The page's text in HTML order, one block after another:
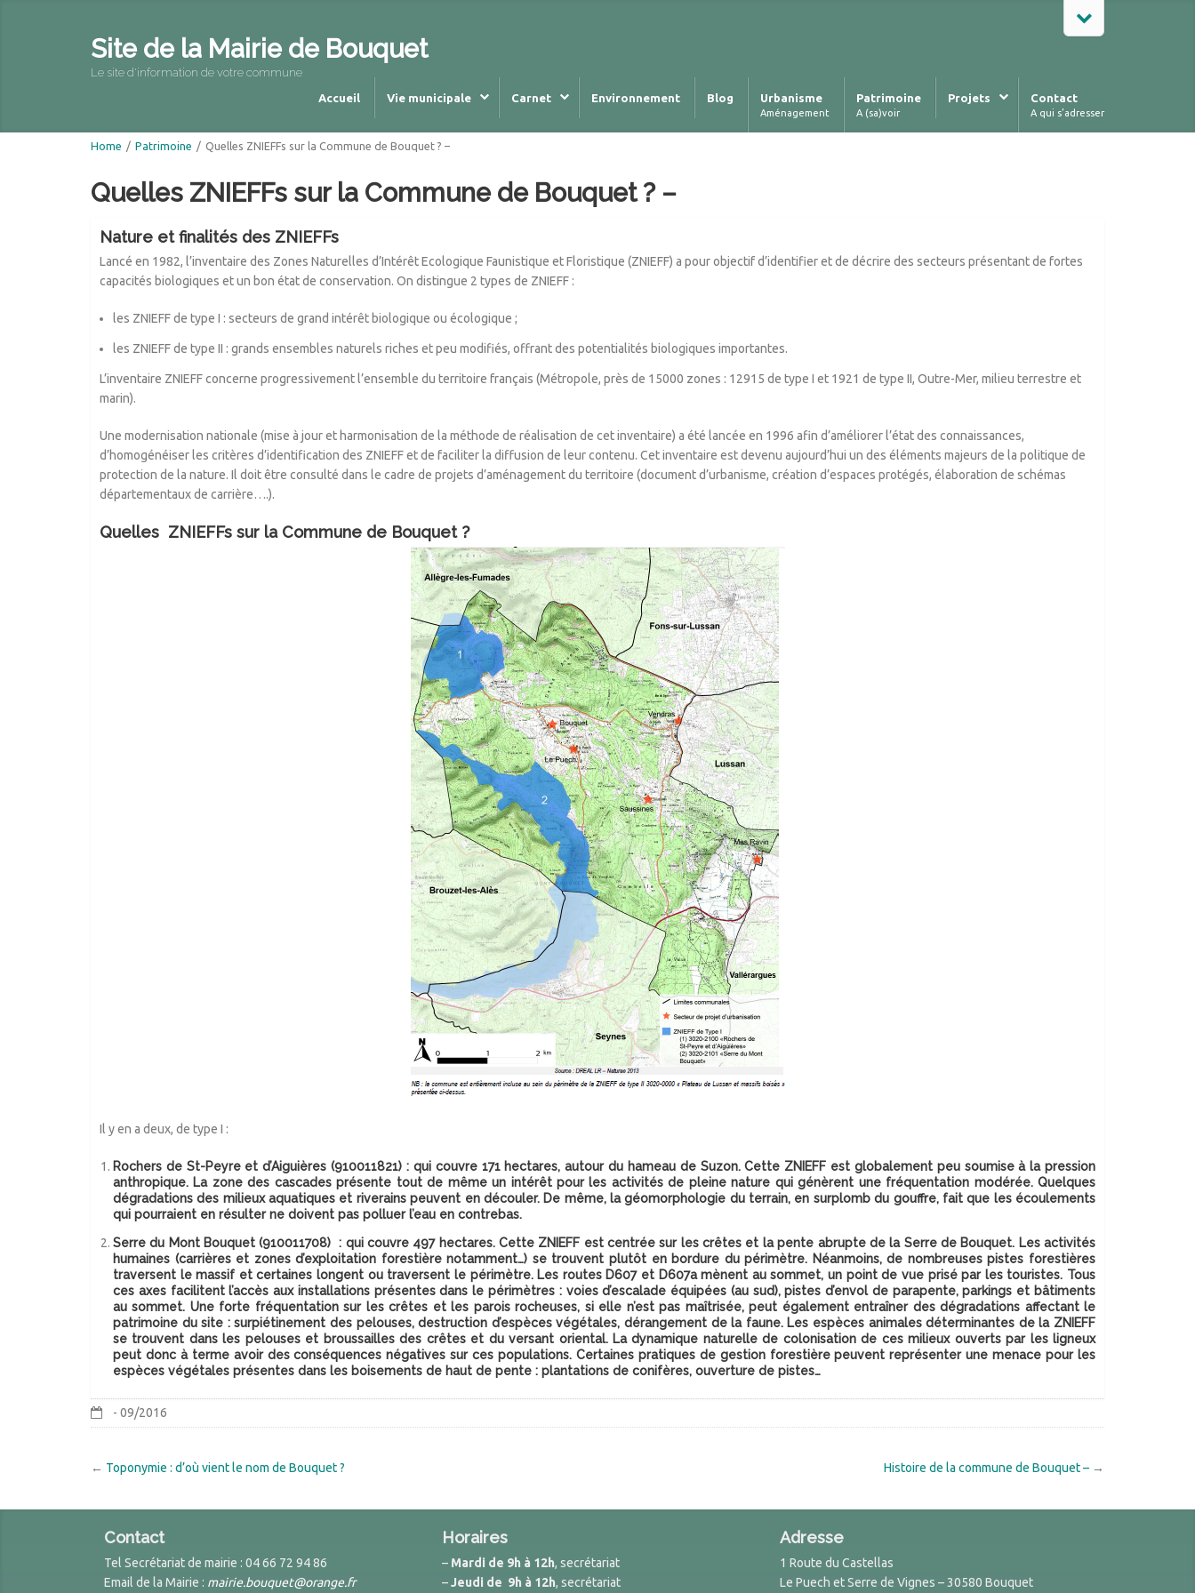
Site de la Mairie de Bouquet
Le site d'information de votre commune
Accueil Vie municipale Carnet Environnement Blog Urbanisme
Aménagement
Patrimoine
A (sa)voir
Projets Contact
A qui s’adresser
Home / Patrimoine / Quelles ZNIEFFs sur la Commune de Bouquet ? –
Quelles ZNIEFFs sur la Commune de Bouquet ? –
Nature et finalités des ZNIEFFs
Lancé en 1982, l’inventaire des Zones Naturelles d’Intérêt Ecologique Faunistique et Floristique (ZNIEFF) a pour objectif d’identifier et de décrire des secteurs présentant de fortes
capacités biologiques et un bon état de conservation. On distingue 2 types de ZNIEFF :
les ZNIEFF de type I : secteurs de grand intérêt biologique ou écologique ;
les ZNIEFF de type II : grands ensembles naturels riches et peu modifiés, offrant des potentialités biologiques importantes.
L’inventaire ZNIEFF concerne progressivement l’ensemble du territoire français (Métropole, près de 15000 zones : 12915 de type I et 1921 de type II, Outre-Mer, milieu terrestre et
marin).
Une modernisation nationale (mise à jour et harmonisation de la méthode de réalisation de cet inventaire) a été lancée en 1996 afin d’améliorer l’état des connaissances,
d’homogénéiser les critères d’identification des ZNIEFF et de faciliter la diffusion de leur contenu. Cet inventaire est devenu aujourd’hui un des éléments majeurs de la politique de
protection de la nature. Il doit être consulté dans le cadre de projets d’aménagement du territoire (document d’urbanisme, création d’espaces protégés, élaboration de schémas
départementaux de carrière….).
Quelles ZNIEFFs sur la Commune de Bouquet ?
Il y en a deux, de type I :
Rochers de St-Peyre et d’Aiguières (910011821) : qui couvre 171 hectares, autour du hameau de Suzon. Cette ZNIEFF est globalement peu soumise à la pression
anthropique. La zone des cascades présente tout de même un intérêt pour les activités de pleine nature qui génèrent une fréquentation modérée. Quelques
dégradations des milieux aquatiques et riverains peuvent en découler. De même, la géomorphologie du terrain, en surplomb du gouffre, fait que les écoulements
qui pourraient en résulter ne doivent pas polluer l’eau en contrebas.
Serre du Mont Bouquet (910011708) : qui couvre 497 hectares. Cette ZNIEFF est centrée sur les crêtes et la pente abrupte de la Serre de Bouquet. Les activités
humaines (carrières et zones d’exploitation forestière notamment…) se trouvent plutôt en bordure du périmètre. Néanmoins, de nombreuses pistes forestières
traversent le massif et certaines longent ou traversent le périmètre. Les routes D607 et D607a mènent au sommet, un point de vue prisé par les touristes. Tous
ces axes facilitent l’accès aux installations présentes dans le périmètres : voies d’escalade équipées (au sud), pistes d’envol de parapente, parkings et bâtiments
au sommet. Une forte fréquentation sur les crêtes et les parois rocheuses, si elle n’est pas maîtrisée, peut également entraîner des dégradations affectant le
patrimoine du site : surpiétinement des pelouses, destruction d’espèces végétales, dérangement de la faune. Les espèces animales déterminantes de la ZNIEFF
se trouvent dans les pelouses et broussailles des crêtes et du versant oriental. La dynamique naturelle de colonisation de ces milieux ouverts par les ligneux
peut donc à terme avoir des conséquences négatives sur ces populations. Certaines pratiques de gestion forestière peuvent représenter une menace pour les
espèces végétales présentes dans les boisements de haut de pente : plantations de conifères, ouverture de pistes…
- 09/2016
Histoire de la commune de Bouquet – →
← Toponymie : d’où vient le nom de Bouquet ?
Contact
Tel Secrétariat de mairie : 04 66 72 94 86
Email de la Mairie : mairie.bouquet@orange.fr
Horaires
– Mardi de 9h à 12h, secrétariat
–Jeudi de 9h à 12h, secrétariat
Adresse
1 Route du Castellas
Le Puech et Serre de Vignes – 30580 Bouquet